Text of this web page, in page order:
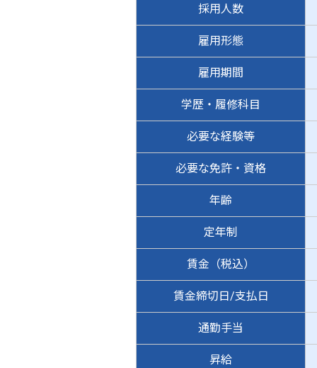
採用人数
雇用形態
雇用期間
学歴・履修科目
必要な経験等
必要な免許・資格
年齢
定年制
賃金（税込）
賃金締切日/支払日
通勤手当
昇給